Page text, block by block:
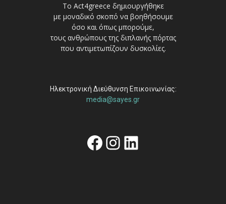
Το Act4greece δημιουργήθηκε
με μοναδικό σκοπό να βοηθήσουμε
όσο και όπως μπορούμε,
τους ανθρώπους της διπλανής πόρτας
που αντιμετωπίζουν δυσκολίες.
Ηλεκτρονική Διεύθυνση Επικοινωνίας:
media@sayes.gr
Facebook
Instagram
Linkedin